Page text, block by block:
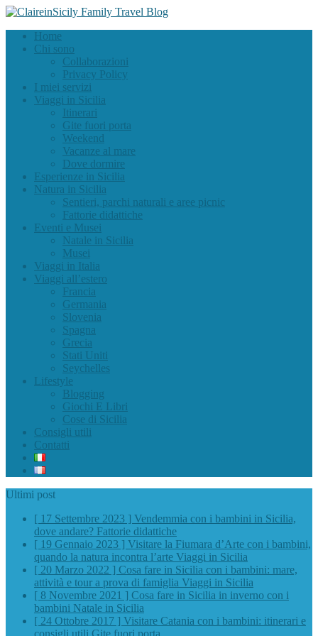
Home
Chi sono
Collaborazioni
Privacy Policy
I miei servizi
Viaggi in Sicilia
Itinerari
Gite fuori porta
Weekend
Vacanze al mare
Dove dormire
Esperienze in Sicilia
Natura in Sicilia
Sentieri, parchi naturali e aree picnic
Fattorie didattiche
Eventi e Musei
Natale in Sicilia
Musei
Viaggi in Italia
Viaggi all’estero
Francia
Germania
Slovenia
Spagna
Grecia
Stati Uniti
Seychelles
Lifestyle
Blogging
Giochi E Libri
Cose di Sicilia
Consigli utili
Contatti
Ultimi post
[ 17 Settembre 2023 ] Vendemmia con i bambini in Sicilia,
dove andare? Fattorie didattiche
[ 19 Gennaio 2023 ] Visitare la Fiumara d’Arte con i bambini,
quando la natura incontra l’arte Viaggi in Sicilia
[ 20 Marzo 2022 ] Cosa fare in Sicilia con i bambini: mare,
attività e tour a prova di famiglia Viaggi in Sicilia
[ 8 Novembre 2021 ] Cosa fare in Sicilia in inverno con i
bambini Natale in Sicilia
[ 24 Ottobre 2017 ] Visitare Catania con i bambini: itinerari e
consigli utili Gite fuori porta